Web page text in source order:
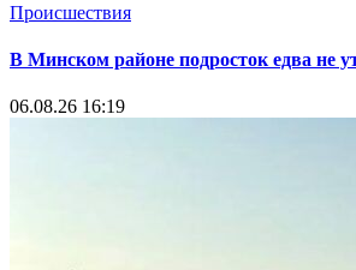
Происшествия
В Минском районе подросток едва не
06.08.26 16:19